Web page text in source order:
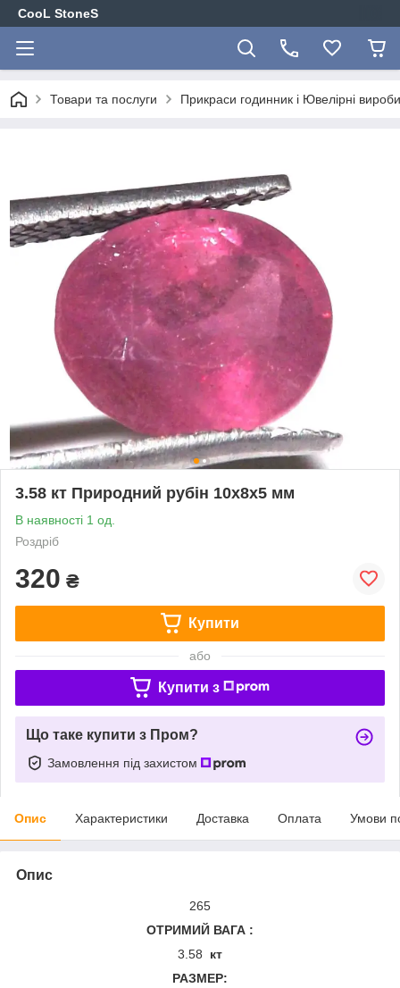
CooL StoneS
Товари та послуги Прикраси годинник і Ювелірні
3.58 кт Природний рубін 10х8х5 мм
В наявності 1 од.
Роздріб
320 ₴
Купити
або
Купити з
Що таке купити з Пром?
Замовлення під захистом
Опис Характеристики Доставка Оплата Умови
Опис
265
ОТРИМИЙ ВАГА :
3.58
кт
РАЗМЕР: